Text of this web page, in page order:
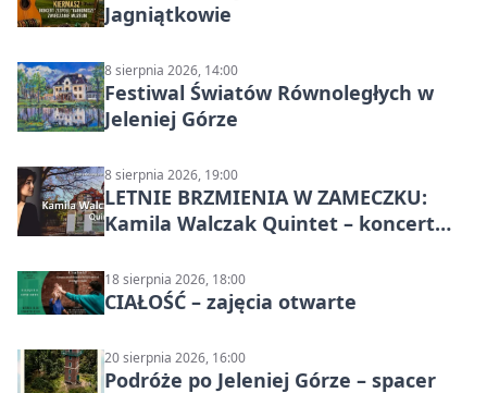
Jagniątkowie
8 sierpnia 2026, 14:00
Festiwal Światów Równoległych w
Jeleniej Górze
8 sierpnia 2026, 19:00
LETNIE BRZMIENIA W ZAMECZKU:
Kamila Walczak Quintet – koncert
18 sierpnia 2026, 18:00
CIAŁOŚĆ – zajęcia otwarte
20 sierpnia 2026, 16:00
Podróże po Jeleniej Górze – spacer